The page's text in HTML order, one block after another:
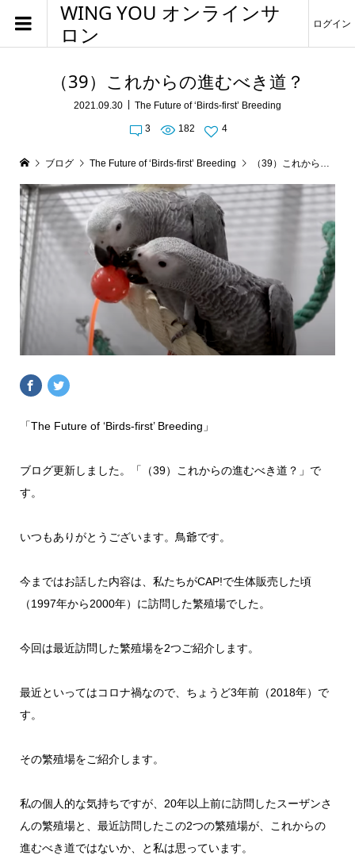
WING YOU オンラインサ
ロン
ログイン
（39）これからの進むべき道？
2021.09.30 The Future of ‘Birds-first’ Breeding
3 182 4
ブログ The Future of ‘Birds-first’ Breeding （39）これからの進むべき道？
「The Future of ‘Birds-first’ Breeding」
ブログ更新しました。「（39）これからの進むべき道？」で
す。
いつもありがとうございます。鳥爺です。
今まではお話した内容は、私たちがCAP!で生体販売した頃
（1997年から2000年）に訪問した繁殖場でした。
今回は最近訪問した繁殖場を2つご紹介します。
最近といってはコロナ禍なので、ちょうど3年前（2018年）で
す。
その繁殖場をご紹介します。
私の個人的な気持ちですが、20年以上前に訪問したスーザンさ
んの繁殖場と、最近訪問したこの2つの繁殖場が、これからの
進むべき道ではないか、と私は思っています。